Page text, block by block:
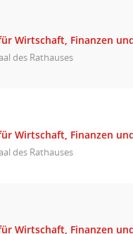
Wirtschaft, Finanzen
des Rathauses
Wirtschaft, Finanzen
des Rathauses
Wirtschaft, Finanzen